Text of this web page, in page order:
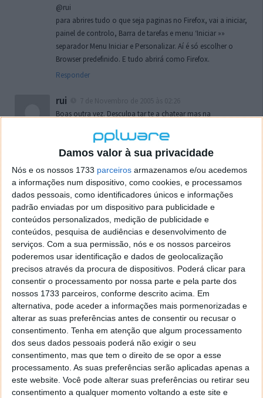
Damos valor à sua privacidade
Nós e os nossos 1733 parceiros armazenamos e/ou acedemos
a informações num dispositivo, como cookies, e processamos
dados pessoais, como identificadores únicos e informações
padrão enviadas por um dispositivo para publicidade e
conteúdos personalizados, medição de publicidade e
conteúdos, pesquisa de audiências e desenvolvimento de
serviços. Com a sua permissão, nós e os nossos parceiros
poderemos usar identificação e dados de geolocalização
precisos através da procura de dispositivos. Poderá clicar para
consentir o processamento por nossa parte e pela parte dos
nossos 1733 parceiros, conforme descrito acima. Em
alternativa, pode aceder a informações mais pormenorizadas e
alterar as suas preferências antes de consentir ou recusar o
consentimento. Tenha em atenção que algum processamento
dos seus dados pessoais poderá não exigir o seu
consentimento, mas que tem o direito de se opor a esse
processamento. As suas preferências serão aplicadas apenas a
este website. Você pode alterar suas preferências ou retirar seu
consentimento a qualquer momento voltando a este site e
@rui
para abrires tudo o que seja paginas no Firefox, vai a iniciar,
painel de controlo, Barra de tarefas e menu ‘Iniciar »»
separador Menu Iniciar e Personalizar. Aí é só escolher o
Browser predefinido. E tudo abrirá como Firefox.
Responder
rui
Boas outra vez. Desculpa tar te a chatear mas na
o firefox como browser predefenido
de control tudo e nada. Tou a comecar a desesperar, ate ja
tentei apagar o explorer na tentativa de forçar o uso do
firefox mas em vao. Kaso te lembres de outra dica fico
agradecido, caso contrario obrigado a mesma
Responder
Vítor M.
7 de Novembro de 2005 às 01:39
@Reporter
Desculpa mas o link funciona. Seja como for segue por mail
o MSn Messenger 8.
Responder
Vítor M.
7 de Novembro de 2005 às 11:21
@Rui
Tens de encontrar o que te falei. Faz da seguinte maneira,
janela iniciar e no topo dessa janela com o botão direito do
rato faz propriedades. Depois no separador Menu ‘Iniciar’
clica no botão ‘Personalizar’ aí encontrarás no separador
geral a opção para escolheres o Browser com que queres